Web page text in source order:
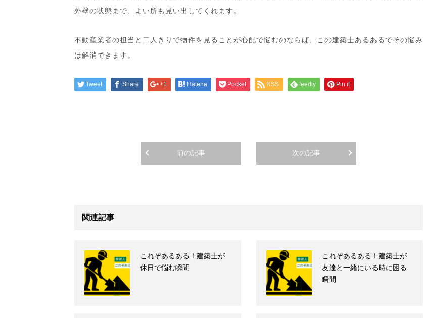
外壁の状態まで、よい所も見い出してくれます。
不動産業者の担当と二人きりで物件を見ることが心配で悩むのならば、この建築士あるあるでその悩み
は解消できます。
Tweet Share +1 Hatena Pocket RSS feedly Pin it
前の記事 次の記事
関連記事
これぞあるある！建築士が
休日で悩む瞬間
これぞあるある！建築士が
友達と一緒にいる時に困る
瞬間